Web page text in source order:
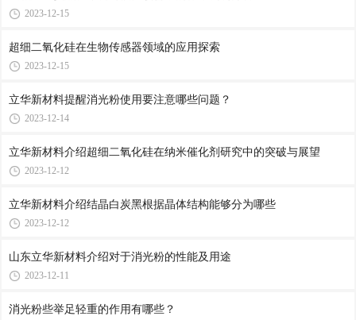
2023-12-15
超细二氧化硅在生物传感器领域的应用探索
2023-12-15
立华新材料提醒消光粉使用要注意哪些问题？
2023-12-14
立华新材料介绍超细二氧化硅在纳米催化剂研究中的突破与展望
2023-12-12
立华新材料介绍结晶白炭黑根据晶体结构能够分为哪些
2023-12-12
山东立华新材料介绍对于消光粉的性能及用途
2023-12-11
消光粉些举足轻重的作用有哪些？